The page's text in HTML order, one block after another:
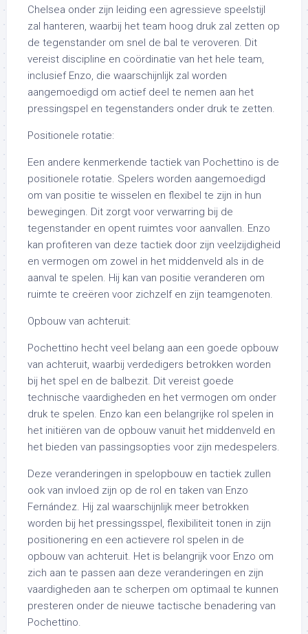
Chelsea onder zijn leiding een agressieve speelstijl
zal hanteren, waarbij het team hoog druk zal zetten op
de tegenstander om snel de bal te veroveren. Dit
vereist discipline en coördinatie van het hele team,
inclusief Enzo, die waarschijnlijk zal worden
aangemoedigd om actief deel te nemen aan het
pressingspel en tegenstanders onder druk te zetten.
Positionele rotatie:
Een andere kenmerkende tactiek van Pochettino is de
positionele rotatie. Spelers worden aangemoedigd
om van positie te wisselen en flexibel te zijn in hun
bewegingen. Dit zorgt voor verwarring bij de
tegenstander en opent ruimtes voor aanvallen. Enzo
kan profiteren van deze tactiek door zijn veelzijdigheid
en vermogen om zowel in het middenveld als in de
aanval te spelen. Hij kan van positie veranderen om
ruimte te creëren voor zichzelf en zijn teamgenoten.
Opbouw van achteruit:
Pochettino hecht veel belang aan een goede opbouw
van achteruit, waarbij verdedigers betrokken worden
bij het spel en de balbezit. Dit vereist goede
technische vaardigheden en het vermogen om onder
druk te spelen. Enzo kan een belangrijke rol spelen in
het initiëren van de opbouw vanuit het middenveld en
het bieden van passingsopties voor zijn medespelers.
Deze veranderingen in spelopbouw en tactiek zullen
ook van invloed zijn op de rol en taken van Enzo
Fernández. Hij zal waarschijnlijk meer betrokken
worden bij het pressingsspel, flexibiliteit tonen in zijn
positionering en een actievere rol spelen in de
opbouw van achteruit. Het is belangrijk voor Enzo om
zich aan te passen aan deze veranderingen en zijn
vaardigheden aan te scherpen om optimaal te kunnen
presteren onder de nieuwe tactische benadering van
Pochettino.